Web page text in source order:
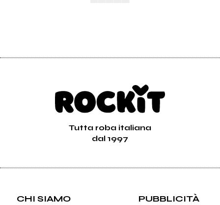
Tutta roba italiana
dal 1997
CHI SIAMO PUBBLICITÀ